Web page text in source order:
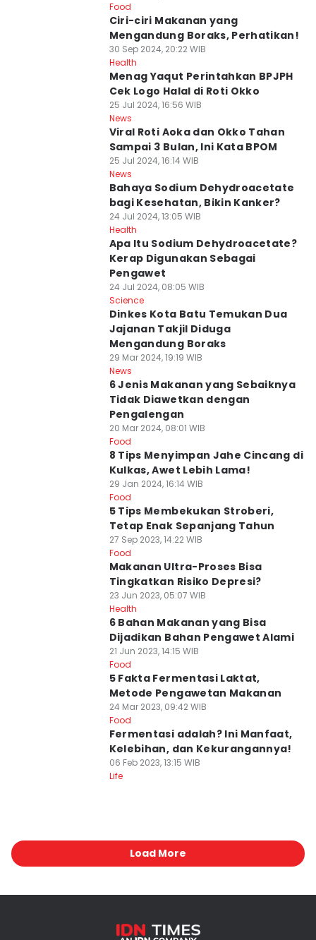
Food
Ciri-ciri Makanan yang
Mengandung Boraks, Perhatikan!
30 Sep 2024, 20:22 WIB
Health
Menag Yaqut Perintahkan BPJPH
Cek Logo Halal di Roti Okko
25 Jul 2024, 16:56 WIB
News
Viral Roti Aoka dan Okko Tahan
Sampai 3 Bulan, Ini Kata BPOM
25 Jul 2024, 16:14 WIB
News
Bahaya Sodium Dehydroacetate
bagi Kesehatan, Bikin Kanker?
24 Jul 2024, 13:05 WIB
Health
Apa Itu Sodium Dehydroacetate?
Kerap Digunakan Sebagai
Pengawet
24 Jul 2024, 08:05 WIB
Science
Dinkes Kota Batu Temukan Dua
Jajanan Takjil Diduga
Mengandung Boraks
29 Mar 2024, 19:19 WIB
News
6 Jenis Makanan yang Sebaiknya
Tidak Diawetkan dengan
Pengalengan
20 Mar 2024, 08:01 WIB
Food
8 Tips Menyimpan Jahe Cincang di
Kulkas, Awet Lebih Lama!
29 Jan 2024, 16:14 WIB
Food
5 Tips Membekukan Stroberi,
Tetap Enak Sepanjang Tahun
27 Sep 2023, 14:22 WIB
Food
Makanan Ultra-Proses Bisa
Tingkatkan Risiko Depresi?
23 Jun 2023, 05:07 WIB
Health
6 Bahan Makanan yang Bisa
Dijadikan Bahan Pengawet Alami
21 Jun 2023, 14:15 WIB
Food
5 Fakta Fermentasi Laktat,
Metode Pengawetan Makanan
24 Mar 2023, 09:42 WIB
Food
Fermentasi adalah? Ini Manfaat,
Kelebihan, dan Kekurangannya!
06 Feb 2023, 13:15 WIB
Life
Load More